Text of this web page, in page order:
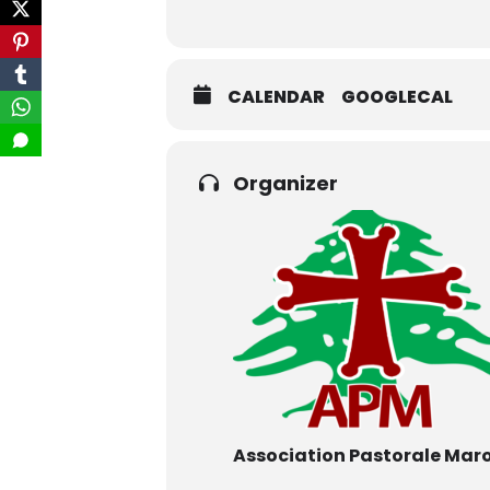
CALENDAR GOOGLECAL
Organizer
Association Pastorale